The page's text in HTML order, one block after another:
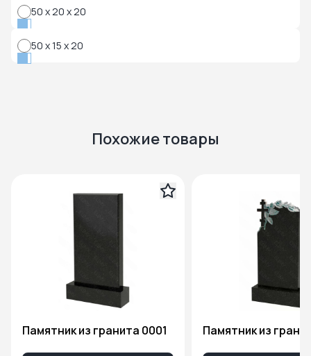
50 x 20 x 20
50 x 15 x 20
Похожие товары
Памятник из гранита 0001